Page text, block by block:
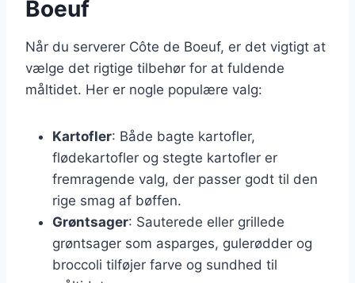
Boeuf
Når du serverer Côte de Boeuf, er det vigtigt at
vælge det rigtige tilbehør for at fuldende
måltidet. Her er nogle populære valg:
Kartofler: Både bagte kartofler,
flødekartofler og stegte kartofler er
fremragende valg, der passer godt til den
rige smag af bøffen.
Grøntsager: Sauterede eller grillede
grøntsager som asparges, gulerødder og
broccoli tilføjer farve og sundhed til